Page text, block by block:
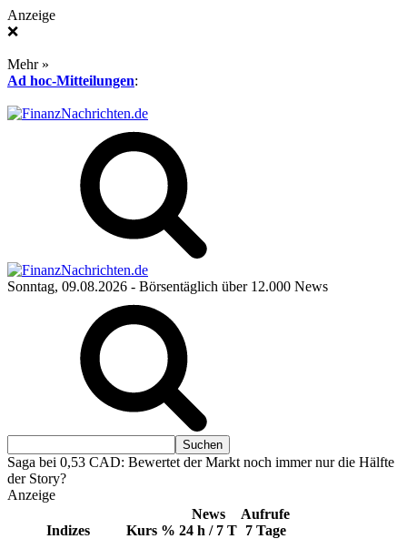
Anzeige
❌
Mehr »
Ad hoc-Mitteilungen:
Sonntag, 09.08.2026 - Börsentäglich über 12.000 News
Saga bei 0,53 CAD: Bewertet der Markt noch immer nur die Hälfte
der Story?
Anzeige
Indizes Kurs %
News
24 h / 7 T
Aufrufe
7 Tage